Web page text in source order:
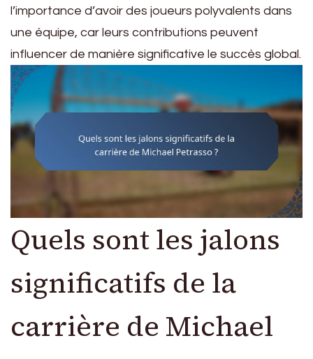
l’importance d’avoir des joueurs polyvalents dans
une équipe, car leurs contributions peuvent
influencer de manière significative le succès global.
Quels sont les jalons
significatifs de la
carrière de Michael